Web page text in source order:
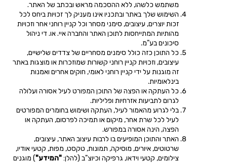
משתמש כלשהו, ללא ההסכמה מראש ובכתב של האתר.
השימוש שלך באתר ובתכניו אינו מעניק לך זכויות ביחס לכל
זכות יוצרים, עיצובים, סימני מסחר וכל קניין רוחני אחר וזכויות
מהותיות המתייחסות לתוכן האתר והחברה איי. או. די ניהול
סיכונים בע"מ.
כל התוכן כזה כולל סימנים מסחריים של צדדים שלישיים,
עיצובים, וזכויות קניין רוחני קשורות שמוזכרות או מוצגות באתר
זה מוגנות על ידי קניין רוחני לאומי, חוקים אחרים ואמנות
בינלאומיות.
כל העתקה או הפצה של התוכן המפורט לעיל אסורה ועלולה
לגרום לתביעות אזרחיות ופליליות.
בלי לגרוע מהאמור לעיל, העתקה ושימוש בחומרים המפורטים
לעיל לכל שרת אחר, מיקום או תמיכה לפרסום, העתקה או
הפצה, הינה אסורה במפורש.
האתר והתוכן המופיעים בו לרבות עיצוב האתר, עיצובים,
שרטוטים, איורים, מוסיקה, תמונות, טקסט, מפות, קטעי אודיו,
צילומים, קטעי וידאו, גרפיקה וכיוצ"ב (להלן:"המידע") מוגנים